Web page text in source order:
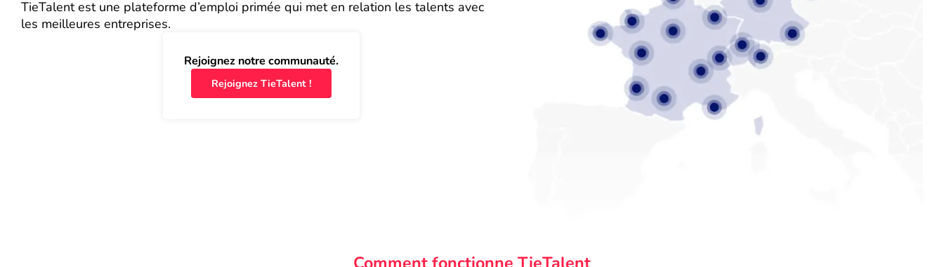
TieTalent est une plateforme d’emploi primée qui met en relation les talents avec
les meilleures entreprises.
Rejoignez notre communauté.
Rejoignez TieTalent !